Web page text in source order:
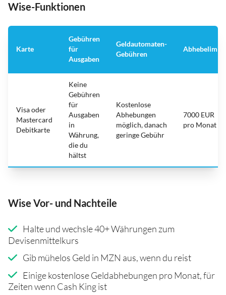
Wise-Funktionen
Karte
Gebühren
für
Ausgaben
Geldautomaten-
Gebühren
Abhebelimit
Visa oder
Mastercard
Debitkarte
Keine
Gebühren
für
Ausgaben
in
Währung,
die du
hältst
Kostenlose
Abhebungen
möglich, danach
geringe Gebühr
7000 EUR
pro Monat
Wise Vor- und Nachteile
Halte und wechsle 40+ Währungen zum
Devisenmittelkurs
Gib mühelos Geld in MZN aus, wenn du reist
Einige kostenlose Geldabhebungen pro Monat, für
Zeiten wenn Cash King ist